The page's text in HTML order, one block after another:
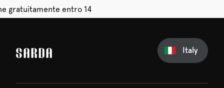
gratuitamente entro 14
tuo primo ordine
Italy